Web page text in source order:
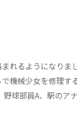
れるようになり
で機械少女を修理
球部員A、駅のア